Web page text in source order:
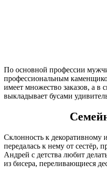
По основной профессии
профессиональным
имеет множество заказов, а в
выкладывает бусами
Склонность к декоративному
передалась к нему от сестёр,
Андрей с детства любит
из бисера, переливающиеся